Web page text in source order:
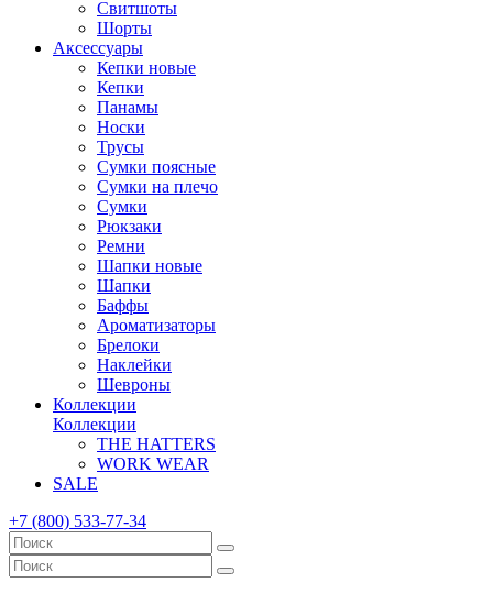
Свитшоты
Шорты
Аксессуары
Кепки новые
Кепки
Панамы
Носки
Трусы
Сумки поясные
Сумки на плечо
Сумки
Рюкзаки
Ремни
Шапки новые
Шапки
Баффы
Ароматизаторы
Брелоки
Наклейки
Шевроны
Коллекции
Коллекции
THE HATTERS
WORK WEAR
SALE
+7 (800) 533-77-34